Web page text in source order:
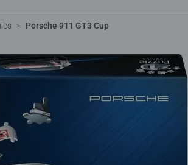
Porsche 911 GT3 Cup